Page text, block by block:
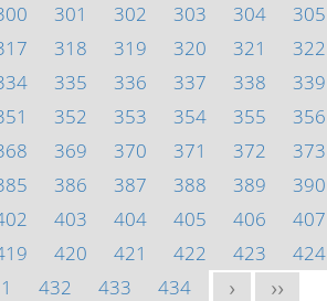
301 302 303 304 305
318 319 320 321 322
335 336 337 338 339
352 353 354 355 356
369 370 371 372 373
386 387 388 389 390
403 404 405 406 407
420 421 422 423 424
432 433 434 > >>